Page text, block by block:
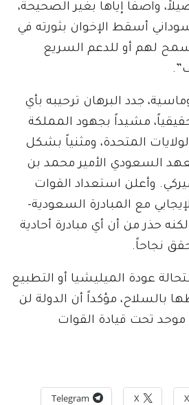
واصفاً إياها بغير الصحيحة،
أسقط الإخوان بثورته في
ولن نسمح لهم أو للدعم السريع
جدد البرهان ترحيبه بأي
مشيداً بجهود المملكة
المتحدة، ومثنياً بشكل
السعودي الأمير محمد بن
وأعلن استعداد القوات
مع المبادرة السعودية-
حذر من أن أي مبادرة أحادية
نجاحاً.
عودة الميليشيا أو التطبيع
بالسلاح، مؤكداً أن الدولة لن
تحت قيادة القوات
X
X
Telegram